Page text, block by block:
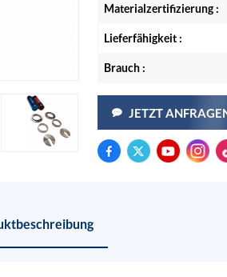
Materialzertifizierung :
Lieferfähigkeit :
Brauch :
JETZT